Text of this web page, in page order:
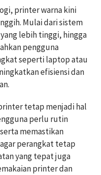
printer warna kini
Mulai dari sistem
lebih tinggi, hingga
pengguna
seperti laptop atau
efisiensi dan
tetap menjadi hal
perlu rutin
memastikan
perangkat tetap
yang tepat juga